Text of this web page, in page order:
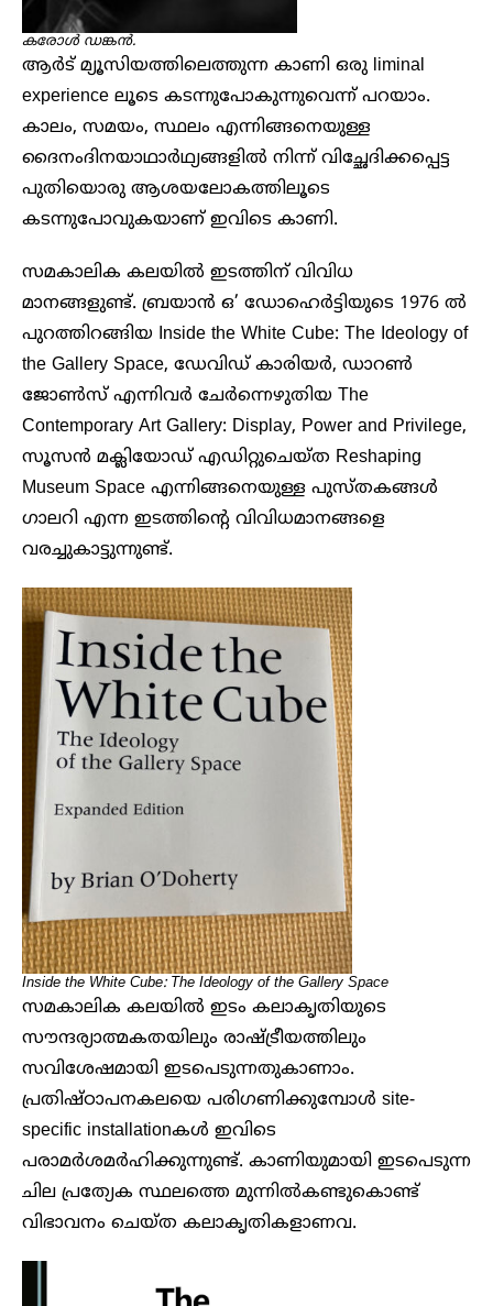
കരോൾ ഡങ്കൻ.
ആർട് മ്യൂസിയത്തിലെത്തുന്ന കാണി ഒരു liminal
experience ലൂടെ കടന്നുപോകുന്നുവെന്ന് പറയാം.
കാലം, സമയം, സ്ഥലം എന്നിങ്ങനെയുള്ള
ദൈനംദിനയാഥാർഥ്യങ്ങളിൽ നിന്ന് വിച്ഛേദിക്കപ്പെട്ട
പുതിയൊരു ആശയലോകത്തിലൂടെ
കടന്നുപോവുകയാണ് ഇവിടെ കാണി.
സമകാലിക കലയിൽ ഇടത്തിന് വിവിധ
മാനങ്ങളുണ്ട്. ബ്രയാൻ ഒ’ ഡോഹെർട്ടിയുടെ 1976 ൽ
പുറത്തിറങ്ങിയ Inside the White Cube: The Ideology of
the Gallery Space, ഡേവിഡ് കാരിയർ, ഡാറൺ
ജോൺസ് എന്നിവർ ചേർന്നെഴുതിയ The
Contemporary Art Gallery: Display, Power and Privilege,
സൂസൻ മക്ലിയോഡ് എഡിറ്റുചെയ്ത Reshaping
Museum Space എന്നിങ്ങനെയുള്ള പുസ്തകങ്ങൾ
ഗാലറി എന്ന ഇടത്തിന്റെ വിവിധമാനങ്ങളെ
വരച്ചുകാട്ടുന്നുണ്ട്.
Inside the White Cube: The Ideology of the Gallery Space
സമകാലിക കലയിൽ ഇടം കലാകൃതിയുടെ
സൗന്ദര്യാത്മകതയിലും രാഷ്ട്രീയത്തിലും
സവിശേഷമായി ഇടപെടുന്നതുകാണാം.
പ്രതിഷ്ഠാപനകലയെ പരിഗണിക്കുമ്പോൾ site-
specific installationകൾ ഇവിടെ
പരാമർശമർഹിക്കുന്നുണ്ട്. കാണിയുമായി ഇടപെടുന്ന
ചില പ്രത്യേക സ്ഥലത്തെ മുന്നിൽകണ്ടുകൊണ്ട്
വിഭാവനം ചെയ്ത കലാകൃതികളാണവ.